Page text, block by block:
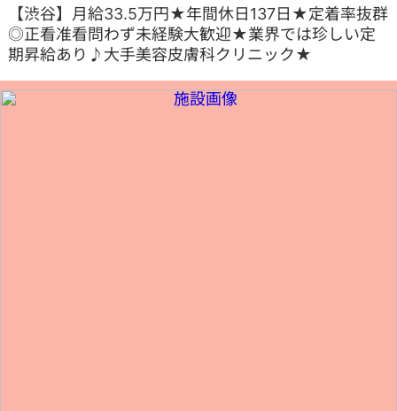
【渋谷】月給33.5万円★年間休日137日★定着率抜群
◎正看准看問わず未経験大歓迎★業界では珍しい定
期昇給あり♪大手美容皮膚科クリニック★